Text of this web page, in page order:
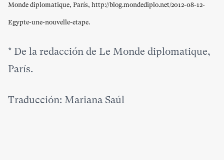
Monde diplomatique, París, http://blog.mondediplo.net/2012-08-12-
Egypte-une-nouvelle-etape.
* De la redacción de Le Monde diplomatique,
París.
Traducción: Mariana Saúl